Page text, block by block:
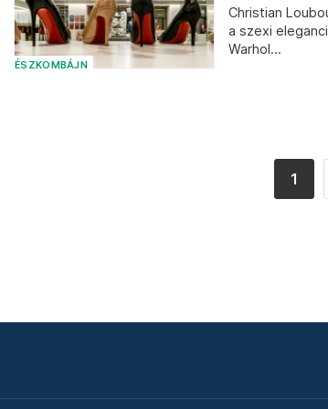
ÉSZKOMBÁJN
Christian
a szexi
Warhol...
1